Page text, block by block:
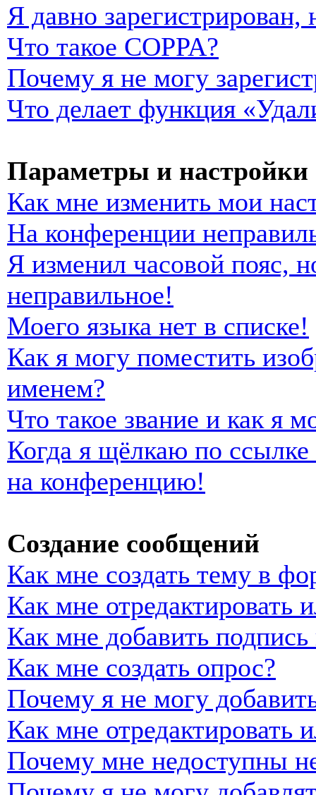
Я давно
Что такое COPPA?
Почему я не могу
Что делает функция
Параметры и настройки
Как мне изменить мои
На конференции
Я изменил часовой пояс,
неправильное!
Моего языка нет в списке!
Как я могу поместить
именем?
Что такое звание и как я
Когда я щёлкаю по
на конференцию!
Создание сообщений
Как мне создать тему в
Как мне отредактировать
Как мне добавить
Как мне создать опрос?
Почему я не могу
Как мне отредактировать
Почему мне недоступны